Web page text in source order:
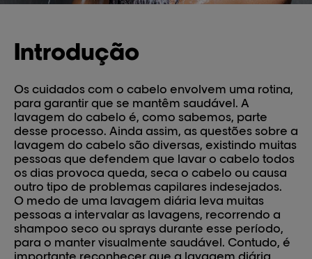
Introdução
Os cuidados com o cabelo envolvem uma rotina,
para garantir que se mantêm saudável. A
lavagem do cabelo é, como sabemos, parte
desse processo. Ainda assim, as questões sobre a
lavagem do cabelo são diversas, existindo muitas
pessoas que defendem que lavar o cabelo todos
os dias provoca queda, seca o cabelo ou causa
outro tipo de problemas capilares indesejados.
O medo de uma lavagem diária leva muitas
pessoas a intervalar as lavagens, recorrendo a
shampoo seco ou sprays durante esse período,
para o manter visualmente saudável. Contudo, é